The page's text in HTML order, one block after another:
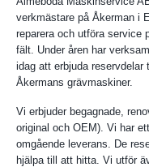
verkmästare på Åkerman i
reparera och utföra service
fält. Under åren har
idag att erbjuda
Åkermans grävmaskiner.
Vi erbjuder begagnade,
original och OEM). Vi har
omgående leverans. De
hjälpa till att hitta. Vi utför